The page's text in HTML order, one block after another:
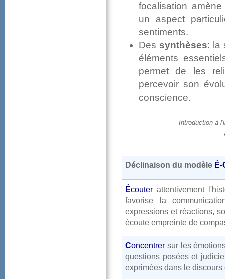
sentiments.
Des synthèses
conscience.
Déclinaisondumodèle É-
Écouter
Concentrer